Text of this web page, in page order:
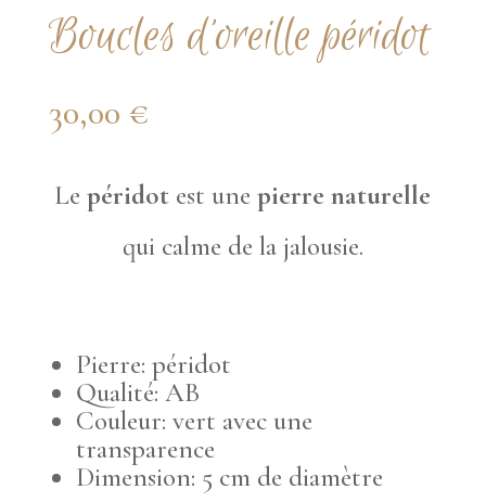
Boucles d’oreille péridot
30,00 €
Lepéridot est unepierre naturelle
qui calme de la jalousie.
Pierre: péridot
Qualité: AB
Couleur: vert avec une
transparence
Dimension: 5 cm de diamètre